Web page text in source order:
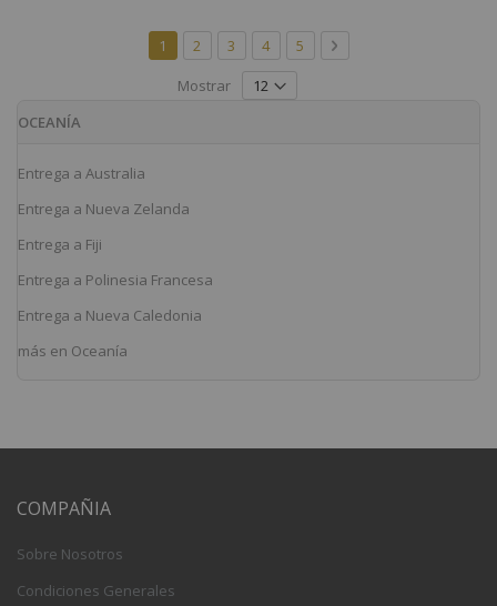
Página
Actualmente estás leyendo página
1 Página
2 Página
3 Página
4 Página
5 Página
Siguiente
Mostrar
OCEANÍA
Entrega a Australia
Entrega a Nueva Zelanda
Entrega a Fiji
Entrega a Polinesia Francesa
Entrega a Nueva Caledonia
más en Oceanía
COMPAÑIA
Sobre Nosotros
Condiciones Generales